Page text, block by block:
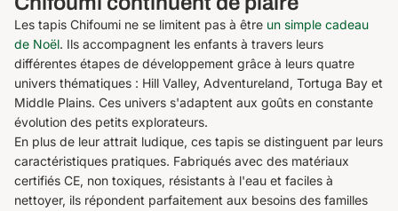
Les tapis Chifoumi ne se limitent pas à être un simple cadeau
de Noël. Ils accompagnent les enfants à travers leurs
différentes étapes de développement grâce à leurs quatre
univers thématiques : Hill Valley, Adventureland, Tortuga Bay et
Middle Plains. Ces univers s'adaptent aux goûts en constante
évolution des petits explorateurs.
En plus de leur attrait ludique, ces tapis se distinguent par leurs
caractéristiques pratiques. Fabriqués avec des matériaux
certifiés CE, non toxiques, résistants à l'eau et faciles à
nettoyer, ils répondent parfaitement aux besoins des familles